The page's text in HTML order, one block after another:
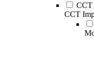
CCT
CCT